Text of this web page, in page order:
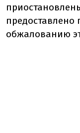
обжалованию